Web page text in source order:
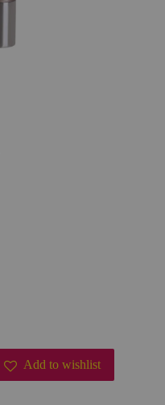
Add to wishlist